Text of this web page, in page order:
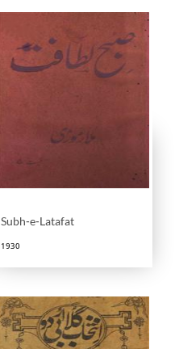
Subh-e-Latafat
1930